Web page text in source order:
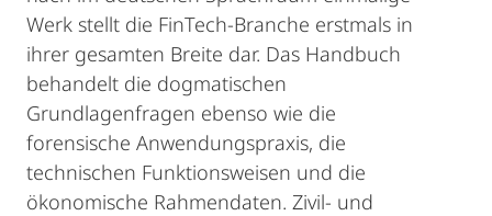
Werk stellt die FinTech-Branche erstmals in
ihrer gesamten Breite dar. Das Handbuch
behandelt die dogmatischen
Grundlagenfragen ebenso wie die
forensische Anwendungspraxis, die
technischen Funktionsweisen und die
ökonomische Rahmendaten. Zivil- und